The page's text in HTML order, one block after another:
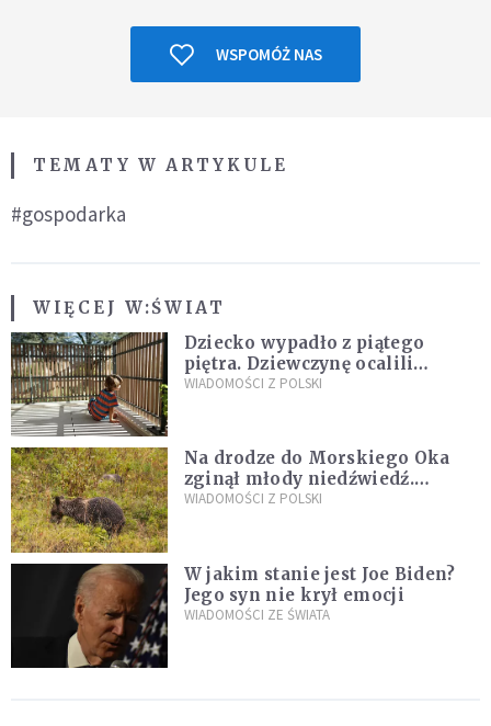
WSPOMÓŻ NAS
TEMATY W ARTYKULE
#gospodarka
WIĘCEJ W:ŚWIAT
Dziecko wypadło z piątego
piętra. Dziewczynę ocalili
sąsiedzi
WIADOMOŚCI Z POLSKI
Na drodze do Morskiego Oka
zginął młody niedźwiedź.
Sprawę bada Policja i TPN
WIADOMOŚCI Z POLSKI
W jakim stanie jest Joe Biden?
Jego syn nie krył emocji
WIADOMOŚCI ZE ŚWIATA